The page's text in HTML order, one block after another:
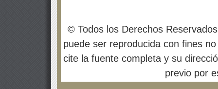
© Todos los Derechos
puede ser reproducida con fines
cite la fuente completa y su
previo por